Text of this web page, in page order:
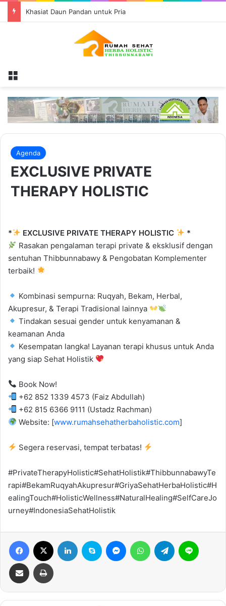
Khasiat Daun Pandan untuk Pria
Menu
Agenda
EXCLUSIVE PRIVATE
THERAPY HOLISTIC
* EXCLUSIVE PRIVATE THERAPY HOLISTIC
*
Rasakan pengalaman terapi private & eksklusif dengan
sentuhan Thibbunnabawy & Pengobatan Komplementer
terbaik!
Kombinasi sempurna: Ruqyah, Bekam, Herbal,
Akupresur, & Terapi Tradisional lainnya
Tindakan sesuai gender untuk kenyamanan &
keamanan Anda
Kesempatan langka! Layanan terapi khusus untuk Anda
yang siap Sehat Holistik
Book Now!
+62 852 1339 4573 (Faiz Abdullah)
+62 815 6366 9111 (Ustadz Rachman)
Website: [www.rumahsehatherbaholistic.com]
Segera reservasi, tempat terbatas!
#PrivateTherapyHolistic#SehatHolistik#ThibbunnabawyTe
rapi#BekamRuqyahAkupresur#GriyaSehatHerbaHolistic#H
ealingTouch#HolisticWellness#NaturalHealing#SelfCareJo
urney#IndonesiaSehatHolistik
Facebook LinkedIn Skype MessengerWhatsAppTelegram
Share via Email Print